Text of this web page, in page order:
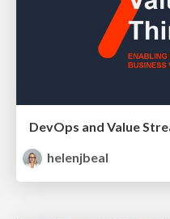
helenjbeal